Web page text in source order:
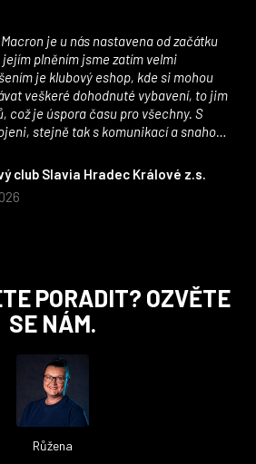
club Slavia Hradec Králové z.s.
obchodu je 5 z 5 hvězdiček.
plněním jsme zatím velmi
je klubový eshop, kde si mohou
veškeré dohodnuté vybavení, to jim
což je úspora času pro všechny. S
stejně tak s komunikací a snahou
duchu bude spolupráce pokračovat
řešit i první sady dresů ;)
PORADIT? OZVĚTE
SE NÁM.
Růžena